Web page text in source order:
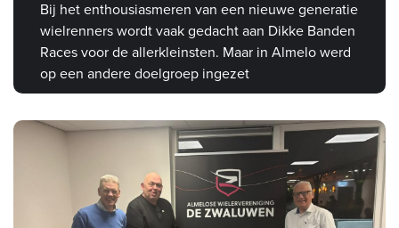
Bij het enthousiasmeren van een nieuwe generatie
wielrenners wordt vaak gedacht aan Dikke Banden
Races voor de allerkleinsten. Maar in Almelo werd
op een andere doelgroep ingezet